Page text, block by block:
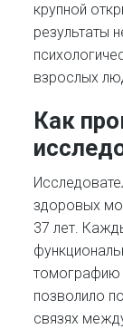
крупной
результаты
взрослых
Как
здоровых
37 лет.
томографию
позволило
связях